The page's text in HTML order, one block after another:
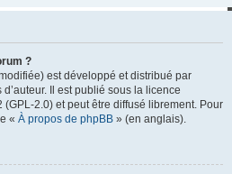
?
est développé et distribué par
d’auteur. Il est publié sous la licence
2.0) et peut être diffusé librement. Pour
« À propos de phpBB » (en anglais).